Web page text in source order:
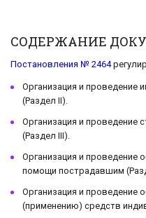
СОДЕРЖАНИЕ
Постановления № 2464
Организация и проведение
(Раздел II).
Организация и проведение
(Раздел III).
Организация и проведение
помощи пострадавшим
Организация и проведение
(применению) средств